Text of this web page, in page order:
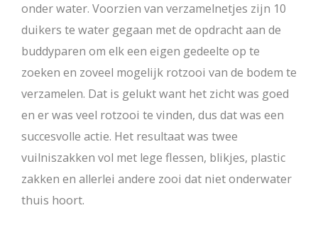
onder water. Voorzien van verzamelnetjes zijn 10
duikers te water gegaan met de opdracht aan de
buddyparen om elk een eigen gedeelte op te
zoeken en zoveel mogelijk rotzooi van de bodem te
verzamelen. Dat is gelukt want het zicht was goed
en er was veel rotzooi te vinden, dus dat was een
succesvolle actie. Het resultaat was twee
vuilniszakken vol met lege flessen, blikjes, plastic
zakken en allerlei andere zooi dat niet onderwater
thuis hoort.